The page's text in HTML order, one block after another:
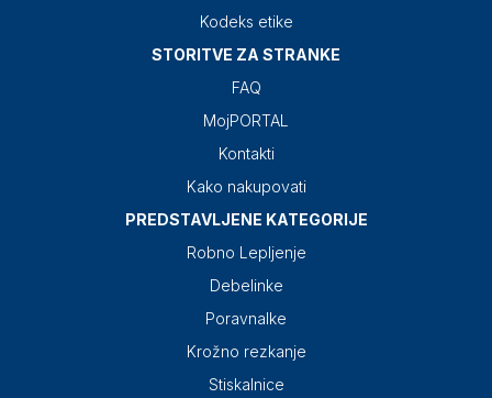
Kodeks etike
STORITVE ZA STRANKE
FAQ
MojPORTAL
Kontakti
Kako nakupovati
PREDSTAVLJENE KATEGORIJE
Robno Lepljenje
Debelinke
Poravnalke
Krožno rezkanje
Stiskalnice